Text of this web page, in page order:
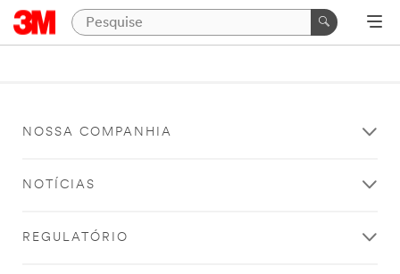
NOSSA COMPANHIA
NOTÍCIAS
REGULATÓRIO